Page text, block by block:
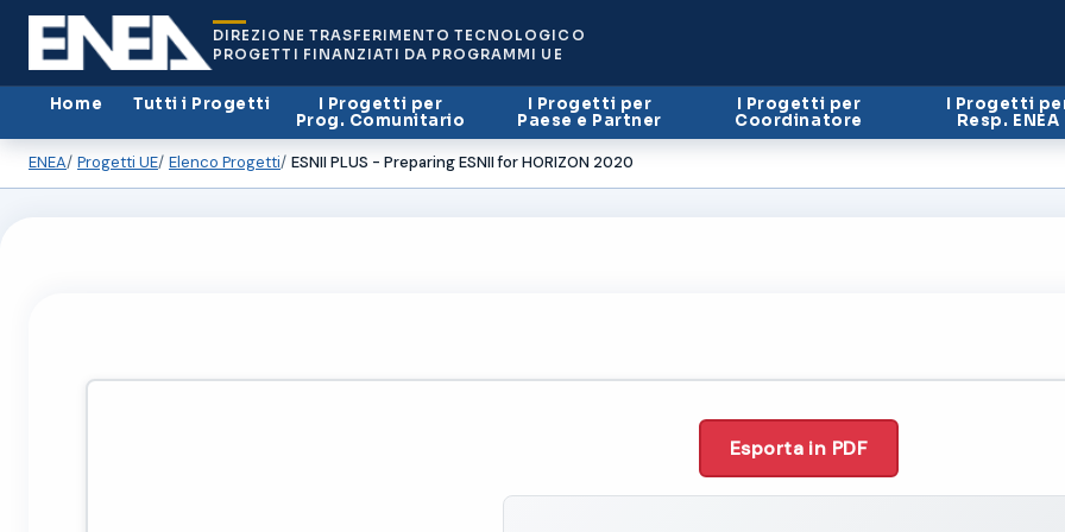
DIREZIONE TRASFERIMENTO TECNOLOGICO
PROGETTI FINANZIATI DA PROGRAMMI UE
Home Tutti i Progetti
I Progetti per
Prog. Comunitario
I Progetti per
Paese e Partner
I Progetti per
Coordinatore
I Progetti
Resp. ENEA
ENEA Progetti UE Elenco Progetti ESNII PLUS - Preparing ESNII for HORIZON 2020
Esporta in PDF